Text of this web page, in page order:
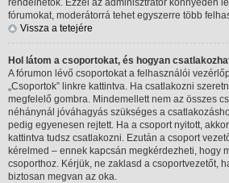
rendelhetők. Ezzel az adminisztrátor könnyedén
fórumokat, moderátorrá tehet egyszerre több
Vissza a tetejére
Hol látom a csoportokat, és hogyan
A fórumon lévő csoportokat a felhasználói
„Csoportok” linkre kattintva. Ha csatlakozni
megfelelő gombra. Mindemellett nem az összes
néhánynál jóváhagyás szükséges a
pedig egyenesen rejtett. Ha a csoport nyitott,
kattintva tudsz csatlakozni. Ezután a csoport
kérelmed – ennek kapcsán megkérdezheti, hogy
csoporthoz. Kérjük, ne zaklasd a csoportvezetőt,
biztosan megvan az oka.